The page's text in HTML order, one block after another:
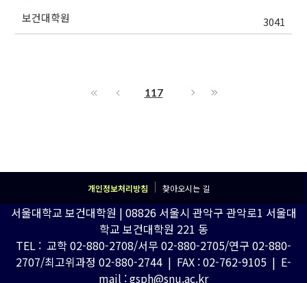
보건대학원 3041
117
개인정보처리방침 찾아오시는 길
서울대학교 보건대학원 | 08826 서울시 관악구 관악로1 서울대
학교 보건대학원 221 동
TEL : 교학 02-880-2708/서무 02-880-2705/연구 02-880-
2707/최고위과정 02-880-2744 | FAX : 02-762-9105 | E-
mail : gsph@snu.ac.kr